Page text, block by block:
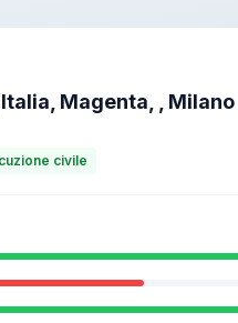
Magenta, , Milano
civile